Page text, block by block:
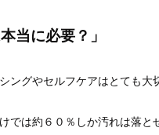
当に必要？」
ングやセルフケアはとても大
では約６０％しか汚れは落と